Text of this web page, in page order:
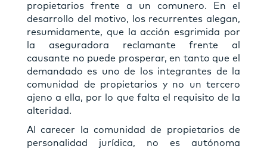
propietarios frente a un comunero. En el
desarrollo del motivo, los recurrentes alegan,
resumidamente, que la acción esgrimida por
la aseguradora reclamante frente al
causante no puede prosperar, en tanto que el
demandado es uno de los integrantes de la
comunidad de propietarios y no un tercero
ajeno a ella, por lo que falta el requisito de la
alteridad.
Al carecer la comunidad de propietarios de
personalidad jurídica, no es autónoma